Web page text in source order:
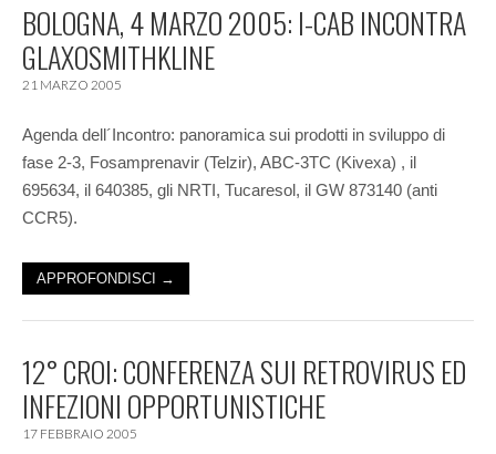
BOLOGNA, 4 MARZO 2005: I-CAB INCONTRA
GLAXOSMITHKLINE
21 MARZO 2005
Agenda dell´Incontro: panoramica sui prodotti in sviluppo di
fase 2-3, Fosamprenavir (Telzir), ABC-3TC (Kivexa) , il
695634, il 640385, gli NRTI, Tucaresol, il GW 873140 (anti
CCR5).
APPROFONDISCI →
12° CROI: CONFERENZA SUI RETROVIRUS ED
INFEZIONI OPPORTUNISTICHE
17 FEBBRAIO 2005